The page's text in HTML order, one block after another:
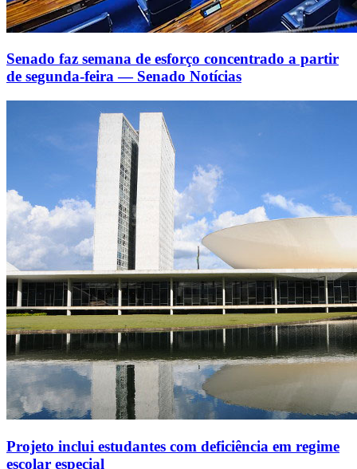
Senado faz semana de esforço concentrado a partir
de segunda-feira — Senado Notícias
Projeto inclui estudantes com deficiência em regime
escolar especial